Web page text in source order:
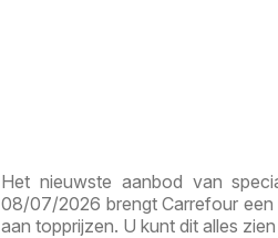
Het nieuwste aanbod van
08/07/2026 brengt Carrefour een
aan topprijzen. U kunt dit alles